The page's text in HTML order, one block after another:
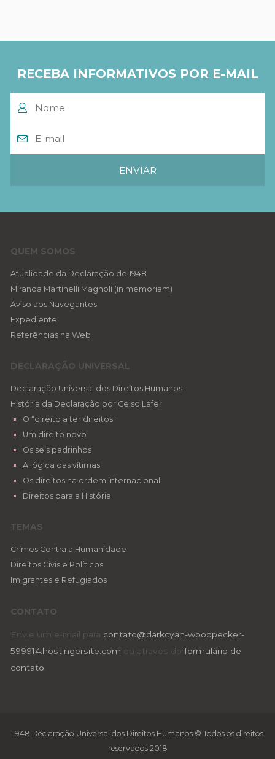
RECEBA INFORMATIVOS POR E-MAIL
QUEM SOMOS
Atualidade da Declaração de 1948
Miranda Martinelli Magnoli (in memoriam)
Aviso aos Navegantes
Expediente
Referências na Web
DECLARAÇÃO UNIVERSAL
Declaração Universal dos Direitos Humanos
História da Declaração por Celso Lafer
O “direito a ter direitos”
Um direito novo
Os seis padrinhos
A lógica das vítimas
Os direitos na ordem internacional
Direitos para a História
TEMAS
Crimes Contra a Humanidade
Direitos Civis e Políticos
Imigrantes e Refugiados
CONTATO
Envie um e-mail para contato@darkcyan-woodpecker-
599914.hostingersite.com ou através do formulário de
contato
1948 Declaração Universal dos Direitos Humanos © Todos os direitos
reservados 2018